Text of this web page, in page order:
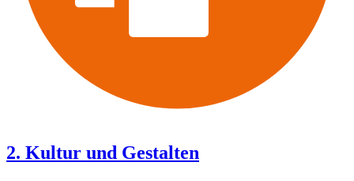
2. Kultur und Gestalten